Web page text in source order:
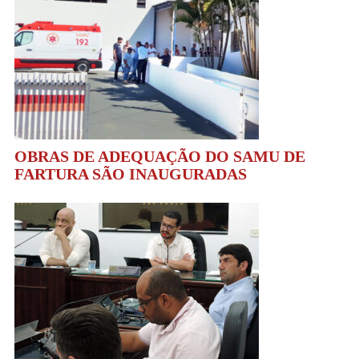
OBRAS DE ADEQUAÇÃO DO SAMU DE
FARTURA SÃO INAUGURADAS